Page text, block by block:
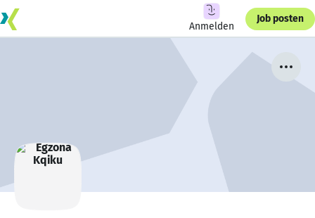
Anmelden
Job posten